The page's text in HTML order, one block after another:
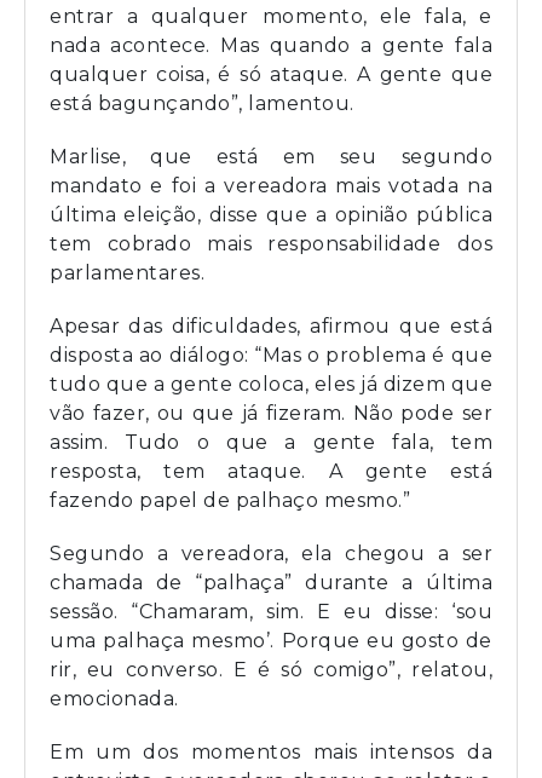
entrar a qualquer momento, ele fala, e
nada acontece. Mas quando a gente fala
qualquer coisa, é só ataque. A gente que
está bagunçando”, lamentou.
Marlise, que está em seu segundo
mandato e foi a vereadora mais votada na
última eleição, disse que a opinião pública
tem cobrado mais responsabilidade dos
parlamentares.
Apesar das dificuldades, afirmou que está
disposta ao diálogo: “Mas o problema é que
tudo que a gente coloca, eles já dizem que
vão fazer, ou que já fizeram. Não pode ser
assim. Tudo o que a gente fala, tem
resposta, tem ataque. A gente está
fazendo papel de palhaço mesmo.”
Segundo a vereadora, ela chegou a ser
chamada de “palhaça” durante a última
sessão. “Chamaram, sim. E eu disse: ‘sou
uma palhaça mesmo’. Porque eu gosto de
rir, eu converso. E é só comigo”, relatou,
emocionada.
Em um dos momentos mais intensos da